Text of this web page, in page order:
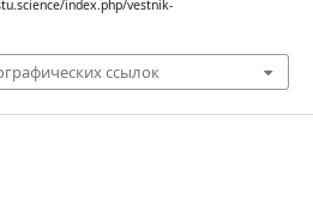
index.php/vestnik-
ссылок